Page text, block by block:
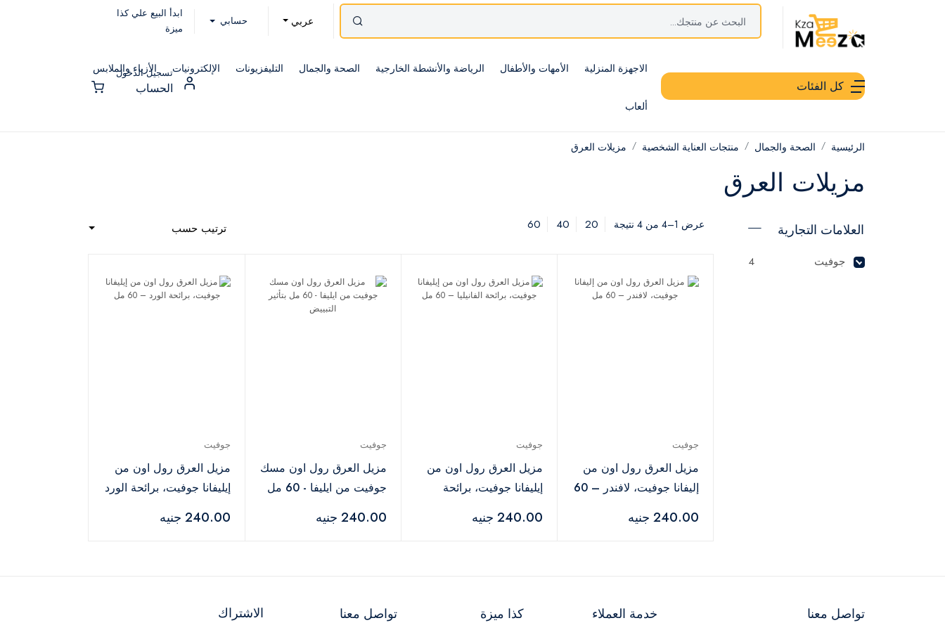
عربي حسابي
ابدأ البيع علي كذا
ميزة
كل الفئات
الاجهزة المنزلية الأمهات والأطفال الرياضة والأنشطة الخارجية الصحة والجمال التليفزيونات الإلكترونيات الأزياء والملابس
ألعاب
تسجيل الدخول
الحساب
الرئيسية الصحة والجمال منتجات العناية الشخصية مزيلات العرق
مزيلات العرق
العلامات التجارية
جوفيت 4
عرض 1–4 من 4 نتيجة 20
40
60 ترتيب حسب
جوفيت
مزيل العرق رول اون من
إليفانا جوفيت، لافندر – 60
240.00 جنيه
جوفيت
مزيل العرق رول اون من
إيليفانا جوفيت، برائحة
240.00 جنيه
جوفيت
مزيل العرق رول اون مسك
جوفيت من ايليفا - 60 مل
240.00 جنيه
جوفيت
مزيل العرق رول اون من
إيليفانا جوفيت، برائحة الورد
240.00 جنيه
تواصل معنا خدمة العملاء كذا ميزة تواصل معنا الاشتراك